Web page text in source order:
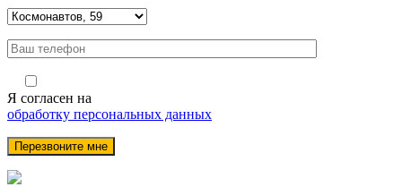
Я согласен на
обработку персональных данных